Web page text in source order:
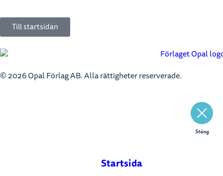
Till startsidan
© 2026 Opal Förlag AB. Alla rättigheter reserverade.
Stäng
Startsida